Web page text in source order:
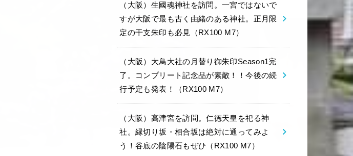
（大阪）生國魂神社を訪問。一宮ではないで
すが大阪で最も古く由緒のある神社。正月限
定の干支朱印も必見（RX100 M7）
（大阪）大鳥大社の月替り御朱印Season1完
了。コンプリート記念品が素敵！！今後の続
行予定も発表！（RX100 M7）
（大阪）高津宮を訪問。仁徳天皇を祀る神
社。縁切り坂・相合坂は絶対に通ってみよ
う！谷底の陰陽石もぜひ（RX100 M7）